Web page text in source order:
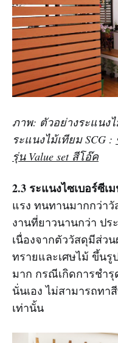
ภาพ: ตัวอย่างระแนง
ระแนงไม้เทียม SCG :
รุ่น Value set สีโอ๊ค
2.3 ระแนงไซเบอร์ซีเ
แรง ทนทานมากกว่าวั
งานที่ยาวนานกว่า ปร
เนื่องจากตัววัสดุมีส่ว
ทรายและเศษไม้ ขึ้น
มาก กรณีเกิดการชำ
นั่นเอง ไม่สามารถทา
เท่านั้น